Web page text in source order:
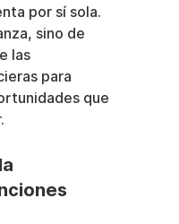
por sí sola.
sino de
las
para
que